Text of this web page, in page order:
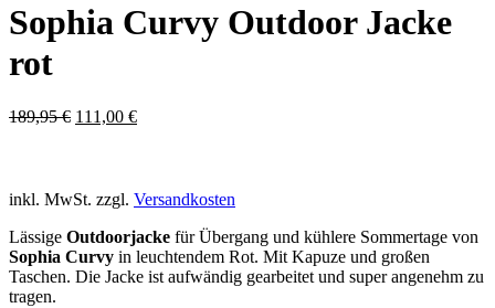
Sophia Curvy Outdoor Jacke
rot
189,95€ Ursprünglicher
111,00 €Aktueller
inkl. MwSt. zzgl. Versandkosten
Lässige Outdoorjacke für Übergang und kühlere Sommertage von
Sophia Curvy in leuchtendem Rot. Mit Kapuze und großen
Taschen. Die Jacke ist aufwändig gearbeitet und super angenehm zu
tragen.